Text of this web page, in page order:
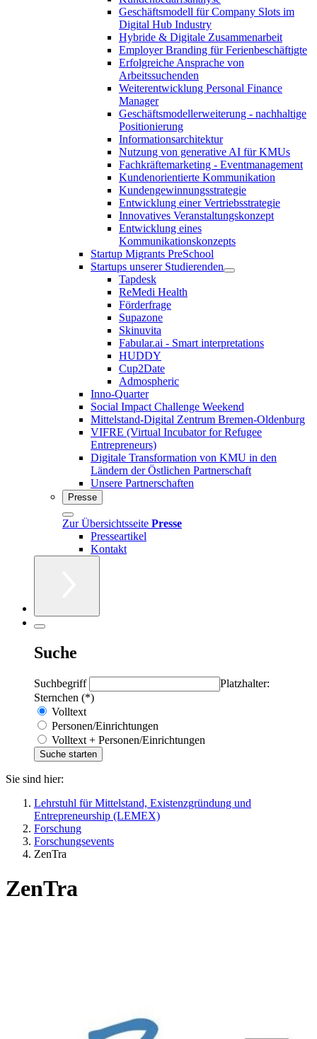
Geschäftsmodell für Company Slots im
Digital Hub Industry
Hybride & Digitale Zusammenarbeit
Employer Branding für Ferienbeschäftigte
Erfolgreiche Ansprache von
Arbeitssuchenden
Weiterentwicklung Personal Finance
Manager
Geschäftsmodellerweiterung - nachhaltige
Positionierung
Informationsarchitektur
Nutzung von generative AI für KMUs
Fachkräftemarketing - Eventmanagement
Kundenorientierte Kommunikation
Kundengewinnungsstrategie
Entwicklung einer Vertriebsstrategie
Innovatives Veranstaltungskonzept
Entwicklung eines
Kommunikationskonzepts
Startup Migrants PreSchool
Startups unserer Studierenden
Tapdesk
ReMedi Health
Förderfrage
Supazone
Skinuvita
Fabular.ai - Smart interpretations
HUDDY
Cup2Date
Admospheric
Inno-Quarter
Social Impact Challenge Weekend
Mittelstand-Digital Zentrum Bremen-Oldenburg
VIFRE (Virtual Incubator for Refugee
Entrepreneurs)
Digitale Transformation von KMU in den
Ländern der Östlichen Partnerschaft
Unsere Partnerschaften
Presse
Zur Übersichtsseite Presse
Presseartikel
Kontakt
Suche
Suchbegriff
Platzhalter:
Sternchen (*)
Volltext
Personen/Einrichtungen
Volltext + Personen/Einrichtungen
Sie sind hier:
Lehrstuhl für Mittelstand, Existenzgründung und
Entrepreneurship (LEMEX)
Forschung
Forschungsevents
ZenTra
ZenTra